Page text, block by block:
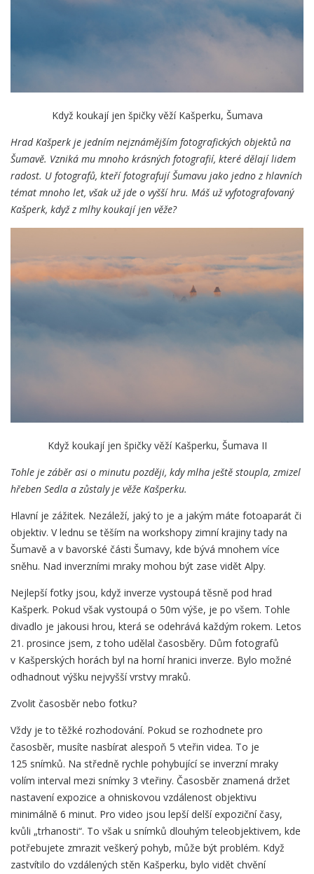
Když koukají jen špičky věží Kašperku, Šumava
Hrad Kašperk je jedním nejznámějším fotografických objektů na
Šumavě. Vzniká mu mnoho krásných fotografií, které dělají lidem
radost. U fotografů, kteří fotografují Šumavu jako jedno z hlavních
témat mnoho let, však už jde o vyšší hru. Máš už vyfotografovaný
Kašperk, když z mlhy koukají jen věže?
Když koukají jen špičky věží Kašperku, Šumava II
Tohle je záběr asi o minutu později, kdy mlha ještě stoupla, zmizel
hřeben Sedla a zůstaly je věže Kašperku.
Hlavní je zážitek. Nezáleží, jaký to je a jakým máte fotoaparát či
objektiv. V lednu se těším na workshopy zimní krajiny tady na
Šumavě a v bavorské části Šumavy, kde bývá mnohem více
sněhu. Nad inverzními mraky mohou být zase vidět Alpy.
Nejlepší fotky jsou, když inverze vystoupá těsně pod hrad
Kašperk. Pokud však vystoupá o 50m výše, je po všem. Tohle
divadlo je jakousi hrou, která se odehrává každým rokem. Letos
21. prosince jsem, z toho udělal časosběry. Dům fotografů
v Kašperských horách byl na horní hranici inverze. Bylo možné
odhadnout výšku nejvyšší vrstvy mraků.
Zvolit časosběr nebo fotku?
Vždy je to těžké rozhodování. Pokud se rozhodnete pro
časosběr, musíte nasbírat alespoň 5 vteřin videa. To je
125 snímků. Na středně rychle pohybující se inverzní mraky
volím interval mezi snímky 3 vteřiny. Časosběr znamená držet
nastavení expozice a ohniskovou vzdálenost objektivu
minimálně 6 minut. Pro video jsou lepší delší expoziční časy,
kvůli „trhanosti“. To však u snímků dlouhým teleobjektivem, kde
potřebujete zmrazit veškerý pohyb, může být problém. Když
zastvítilo do vzdálených stěn Kašperku, bylo vidět chvění